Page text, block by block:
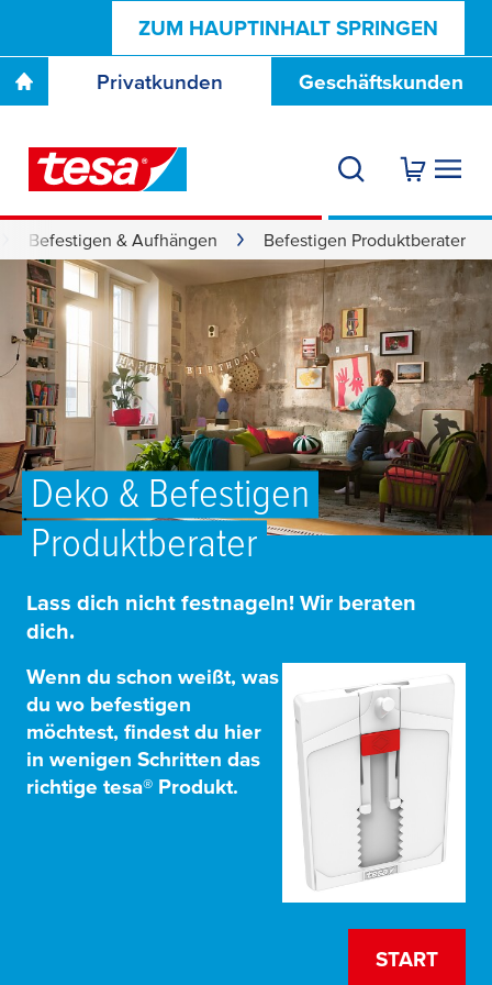
ZUM HAUPTINHALT SPRINGEN
Privatkunden Geschäftskunden
Befestigen & Aufhängen Befestigen Produktberater
Deko & Befestigen
Produktberater
Lass dich nicht festnageln! Wir beraten
dich.
Wenn du schon weißt, was
du wo befestigen
möchtest, findest du hier
in wenigen Schritten das
richtige tesa® Produkt.
START